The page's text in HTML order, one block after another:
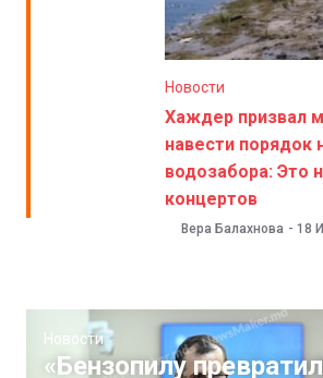
Новости
Хаждер призвал
навести порядок
водозабора: Это
концертов
Вера Балахнова - 18
Новости
«Бензопилу